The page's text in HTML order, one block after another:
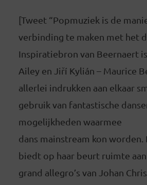
[Tweet “Popmuziek is de
verbinding te maken met het
Inspiratiebron van Beernaert
Ailey en Jiří Kylián – Maurice
allerlei indrukken aan elkaar
gebruik van fantastische
mogelijkheden waarmee
dans mainstream kon worden.
biedt op haar beurt ruimte
grand allegro’s van Johan